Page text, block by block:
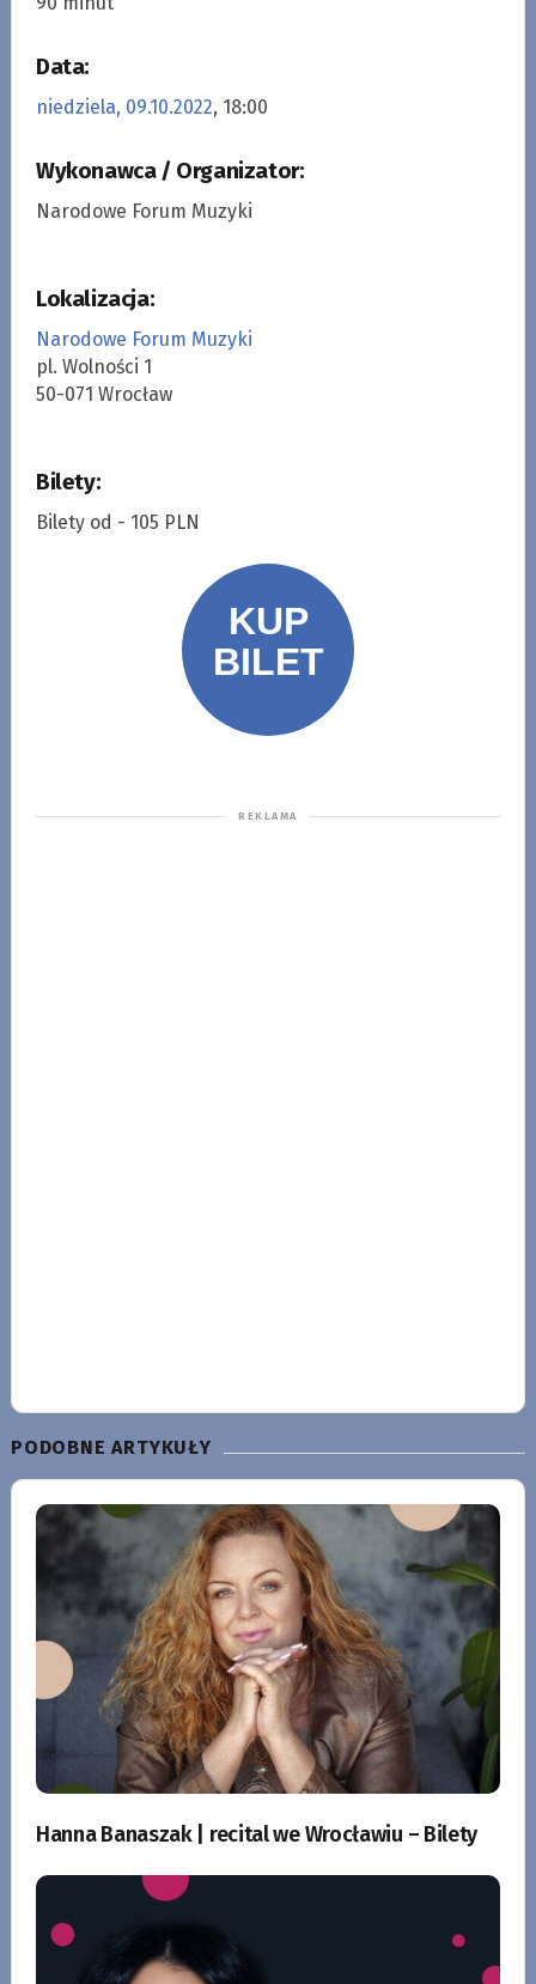
Data:
niedziela, 09.10.2022, 18:00
Wykonawca / Organizator:
Narodowe Forum Muzyki
Lokalizacja:
Narodowe Forum Muzyki
pl. Wolności 1
50-071 Wrocław
Bilety:
Bilety od - 105 PLN
PODOBNE ARTYKUŁY
Hanna Banaszak | recital we Wrocławiu – Bilety